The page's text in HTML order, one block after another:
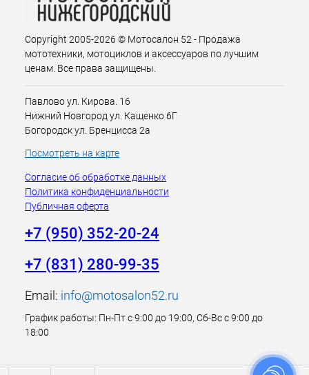
Copyright 2005-2026 © Мотосалон 52 - Продажа
мототехники, мотоциклов и аксессуаров по лучшим
ценам. Все права защищены.
Павлово ул. Кирова. 16
Нижний Новгород ул. Кащенко 6Г
Богородск ул. Бренцисса 2а
Посмотреть на карте
Согласие об обработке данных
Политика конфиденциальности
Публичная оферта
+7 (950) 352-20-24
+7 (831) 280-99-35
Email: info@motosalon52.ru
График работы: Пн-Пт с 9:00 до 19:00, Сб-Вс с 9:00 до
18:00